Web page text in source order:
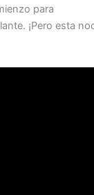
para
¡Pero esta